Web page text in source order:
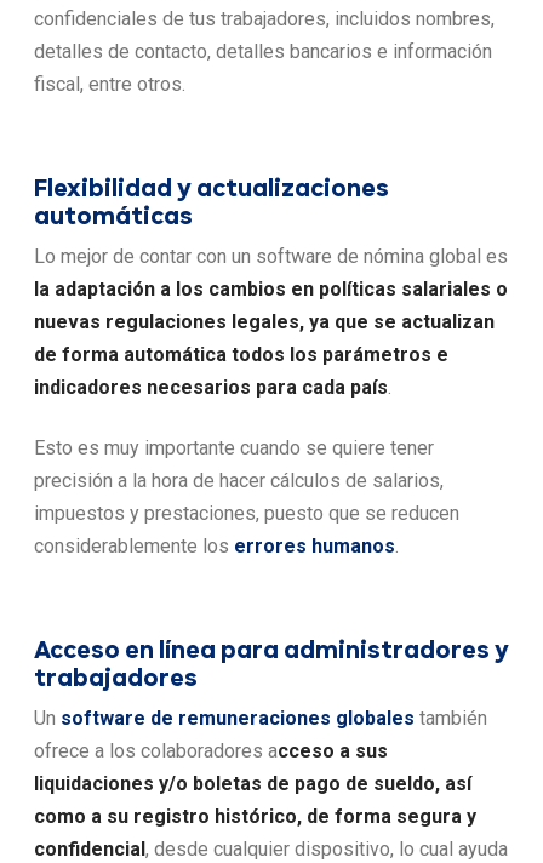
confidenciales de tus trabajadores, incluidos nombres,
detalles de contacto, detalles bancarios e información
fiscal, entre otros.
Flexibilidad y actualizaciones
automáticas
Lo mejor de contar con un software de nómina global es
la adaptación a los cambios en políticas salariales o
nuevas regulaciones legales, ya que se actualizan
de forma automática todos los parámetros e
indicadores necesarios para cada país.
Esto es muy importante cuando se quiere tener
precisión a la hora de hacer cálculos de salarios,
impuestos y prestaciones, puesto que se reducen
considerablemente los errores humanos.
Acceso en línea para administradores y
trabajadores
Un software de remuneraciones globales también
ofrece a los colaboradores acceso a sus
liquidaciones y/o boletas de pago de sueldo, así
como a su registro histórico, de forma segura y
confidencial, desde cualquier dispositivo, lo cual ayuda